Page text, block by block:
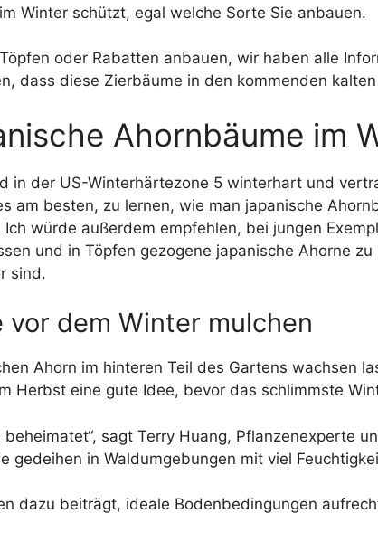
Winter schützt, egal welche Sorte Sie anbauen.
oder Rabatten anbauen, wir haben alle
dass diese Zierbäume in den kommenden
Ahornbäume im
in der US-Winterhärtezone 5 winterhart und
am besten, zu lernen, wie man japanische
würde außerdem empfehlen, bei jungen
und in Töpfen gezogene japanische Ahorne
sind.
dem Winter mulchen
Ahorn im hinteren Teil des Gartens wachsen
Herbst eine gute Idee, bevor das schlimmste
sagt Terry Huang, Pflanzenexperte
gedeihen in Waldumgebungen mit viel
dazu beiträgt, ideale Bodenbedingungen